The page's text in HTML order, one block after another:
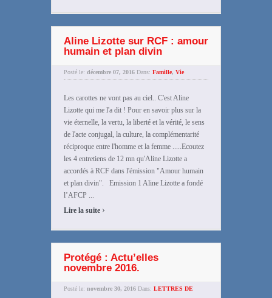
Aline Lizotte sur RCF : amour
humain et plan divin
Posté le: décembre 07, 2016 Dans: Famille, Vie
Les carottes ne vont pas au ciel.. C'est Aline
Lizotte qui me l'a dit ! Pour en savoir plus sur la
vie éternelle, la vertu, la liberté et la vérité, le sens
de l'acte conjugal, la culture, la complémentarité
réciproque entre l'homme et la femme .....Ecoutez
les 4 entretiens de 12 mn qu'Aline Lizotte a
accordés à RCF dans l'émission "Amour humain
et plan divin". Emission 1 Aline Lizotte a fondé
l’AFCP ...
Lire la suite ›
Protégé : Actu’elles
novembre 2016.
Posté le: novembre 30, 2016 Dans: LETTRES DE